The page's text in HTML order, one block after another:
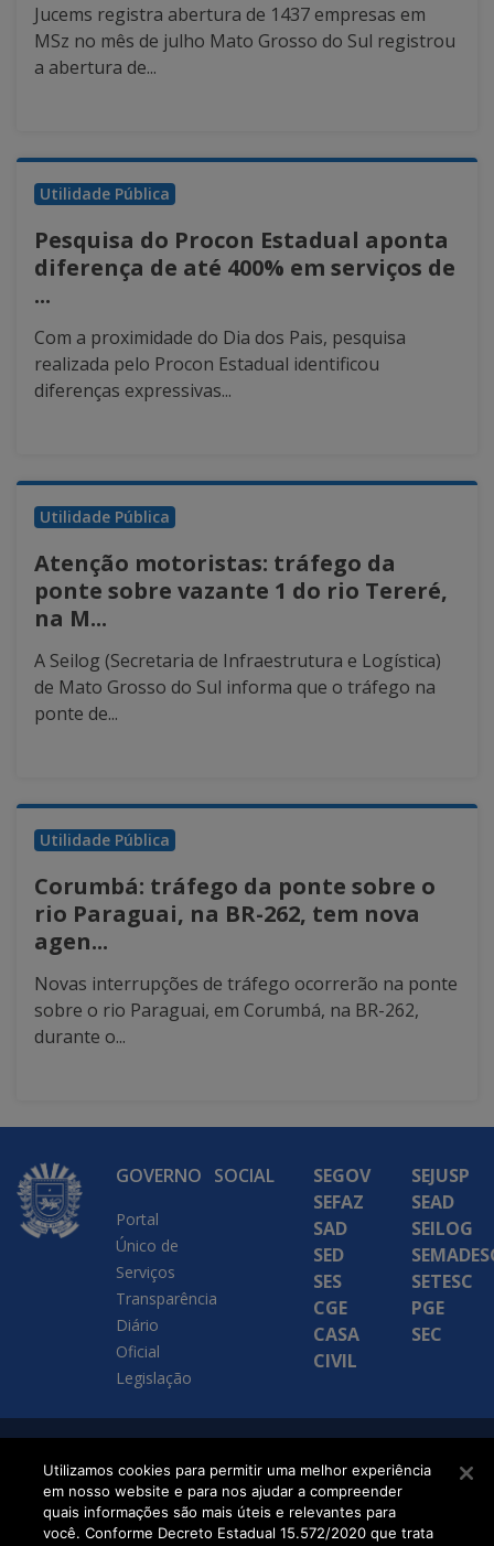
Jucems registra abertura de 1437 empresas em
MSz no mês de julho Mato Grosso do Sul registrou
a abertura de...
Utilidade Pública
Pesquisa do Procon Estadual aponta
diferença de até 400% em serviços de
...
Com a proximidade do Dia dos Pais, pesquisa
realizada pelo Procon Estadual identificou
diferenças expressivas...
Utilidade Pública
Atenção motoristas: tráfego da
ponte sobre vazante 1 do rio Tereré,
na M...
A Seilog (Secretaria de Infraestrutura e Logística)
de Mato Grosso do Sul informa que o tráfego na
ponte de...
Utilidade Pública
Corumbá: tráfego da ponte sobre o
rio Paraguai, na BR-262, tem nova
agen...
Novas interrupções de tráfego ocorrerão na ponte
sobre o rio Paraguai, em Corumbá, na BR-262,
durante o...
GOVERNO
Portal
Único de
Serviços
Transparência
Diário
Oficial
Legislação
SOCIAL
SEGOV
SEFAZ
SAD
SED
SES
CGE
CASA
CIVIL
SEJUSP
SEAD
SEILOG
SETESC
PGE
SEC
SETDIG | Secretaria-
Executiva de
Transformação Digital
Utilizamos cookies para permitir uma melhor experiência
em nosso website e para nos ajudar a compreender
quais informações são mais úteis e relevantes para
você. Conforme Decreto Estadual 15.572/2020 que trata